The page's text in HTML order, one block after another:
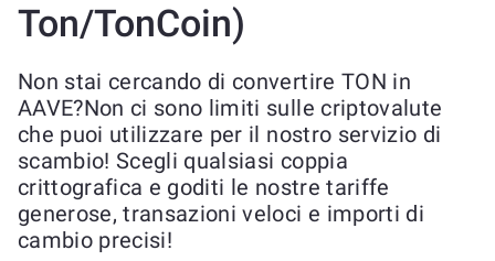
Ton/TonCoin)
Non stai cercando di convertire TON in
AAVE?Non ci sono limiti sulle criptovalute
che puoi utilizzare per il nostro servizio di
scambio! Scegli qualsiasi coppia
crittografica e goditi le nostre tariffe
generose, transazioni veloci e importi di
cambio precisi!